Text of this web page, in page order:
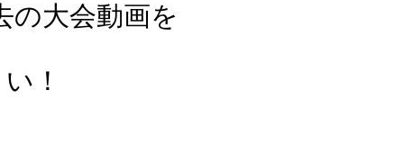
の大会動画を
！